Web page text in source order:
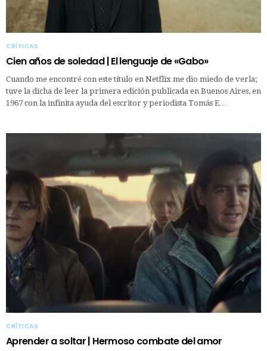
CRÍTICAS
Cien años de soledad | El lenguaje de «Gabo»
Cuando me encontré con este título en Netflix me dio miedo de verla;
tuve la dicha de leer la primera edición publicada en Buenos Aires, en
1967 con la infinita ayuda del escritor y periodista Tomás E…
CRÍTICAS
Aprender a soltar | Hermoso combate del amor